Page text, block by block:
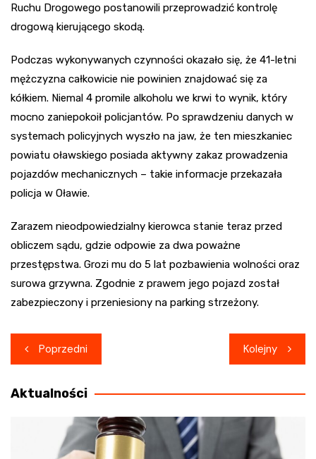
Ruchu Drogowego postanowili przeprowadzić kontrolę
drogową kierującego skodą.
Podczas wykonywanych czynności okazało się, że 41-letni
mężczyzna całkowicie nie powinien znajdować się za
kółkiem. Niemal 4 promile alkoholu we krwi to wynik, który
mocno zaniepokoił policjantów. Po sprawdzeniu danych w
systemach policyjnych wyszło na jaw, że ten mieszkaniec
powiatu oławskiego posiada aktywny zakaz prowadzenia
pojazdów mechanicznych – takie informacje przekazała
policja w Oławie.
Zarazem nieodpowiedzialny kierowca stanie teraz przed
obliczem sądu, gdzie odpowie za dwa poważne
przestępstwa. Grozi mu do 5 lat pozbawienia wolności oraz
surowa grzywna. Zgodnie z prawem jego pojazd został
zabezpieczony i przeniesiony na parking strzeżony.
Nawigacja
wpisu
Poprzedni Kolejny
Aktualności